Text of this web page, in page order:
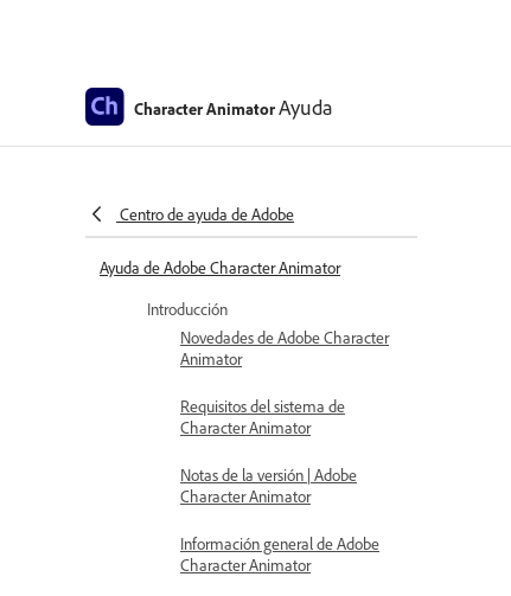
Character AnimatorAyuda
Centro de ayuda de Adobe
Ayuda de Adobe Character Animator
Introducción
Novedades de Adobe Character
Animator
Requisitos del sistema de
Character Animator
Notas de la versión | Adobe
Character Animator
Información general de Adobe
Character Animator